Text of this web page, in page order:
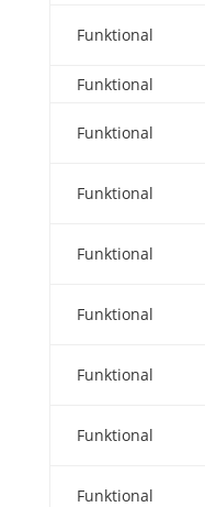
Funktional
Funktional
Funktional
Funktional
Funktional
Funktional
Funktional
Funktional
Funktional